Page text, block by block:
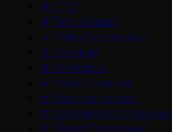
# СТС
# Пятый канал
# Чайка Терешкова
# Невский
# Интервью
# Юрий Стоянов
#Лариса Гузеева
# История его служанки
# Павел Прилучный